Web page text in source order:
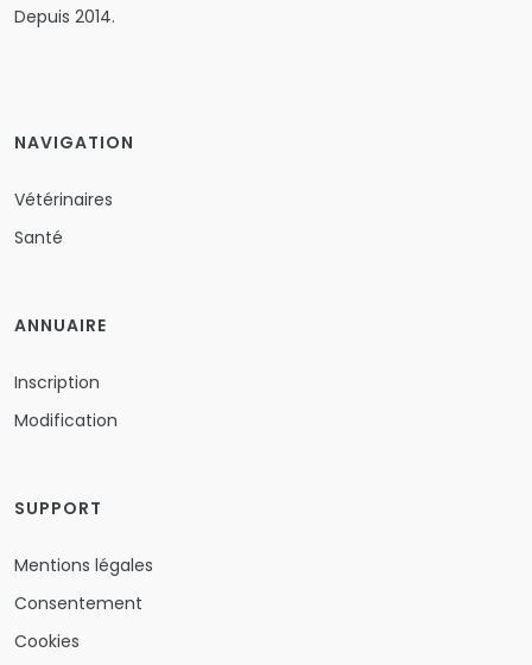
Depuis 2014.
NAVIGATION
Vétérinaires
Santé
ANNUAIRE
Inscription
Modification
SUPPORT
Mentions légales
Consentement
Cookies